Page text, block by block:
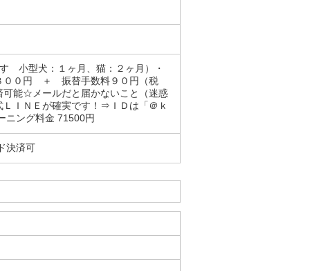
小型犬：１ヶ月、猫：２ヶ月）・
００円 ＋ 振替手数料９０円（税
可能☆メールだと届かないこと（迷惑
ＩＮＥが確実です！⇒ＩＤは「＠ｋ
ニング料金 71500円
決済可